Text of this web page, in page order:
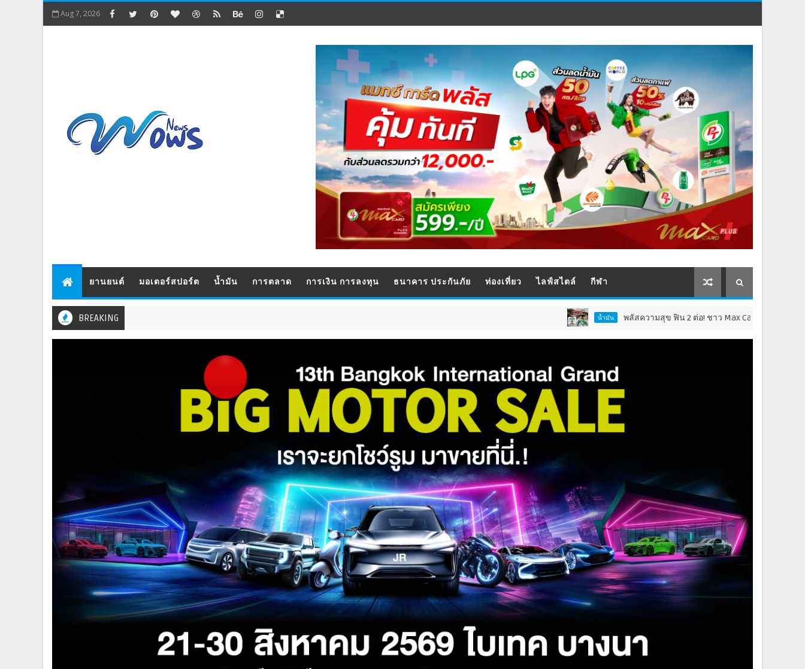
Aug 7, 2026
ยานยนต์ มอเตอร์สปอร์ต น้ำมัน การตลาด การเงิน การลงทุน ธนาคาร ประกันภัย ท่องเที่ยว ไลฟ์สไตล์ กีฬา
BREAKING พลัสความสุข ฟิน 2 ต่อ! ชาว Max Card Plus รับเซอร์ไพรส์คุ้ม 2